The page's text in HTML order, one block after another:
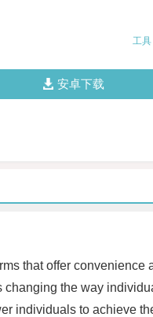
工具
安卓下载
that offer
the way
individuals to achieve